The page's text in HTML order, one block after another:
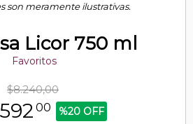
son meramente ilustrativas.
Licor 750 ml
Favoritos
$8.240,00
00 %20 OFF